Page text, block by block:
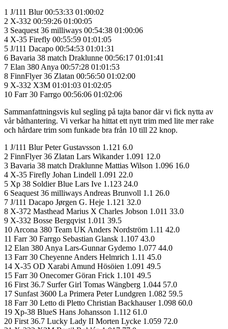
1 J/111 Blur 00:53:33 01:00:02
2 X-332 00:59:26 01:00:05
3 Seaquest 36 milliways 00:54:38 01:00:06
4 X-35 Firefly 00:55:59 01:01:05
5 J/111 Dacapo 00:54:53 01:01:31
6 Bavaria 38 match Draklunne 00:56:17 01:01:41
7 Elan 380 Anya 00:57:28 01:01:53
8 FinnFlyer 36 Zlatan 00:56:50 01:02:00
9 X-332 X3M 01:01:03 01:02:05
10 Farr 30 Farrgo 00:56:06 01:02:06
Sammanfattningsvis kul segling på tajta banor där vi fick nytta av
vår båthantering. Vi verkar ha hittat ett nytt trim med lite mer rake
och hårdare trim som funkade bra från 10 till 22 knop.
1 J/111 Blur Peter Gustavsson 1.121 6.0
2 FinnFlyer 36 Zlatan Lars Wikander 1.091 12.0
3 Bavaria 38 match Draklunne Mattias Wilson 1.096 16.0
4 X-35 Firefly Johan Lindell 1.091 22.0
5 Xp 38 Soldier Blue Lars Ive 1.123 24.0
6 Seaquest 36 milliways Andreas Brunvoll 1.1 26.0
7 J/111 Dacapo Jørgen G. Heje 1.121 32.0
8 X-372 Masthead Marius X Charles Jobson 1.011 33.0
9 X-332 Bosse Bergqvist 1.011 39.5
10 Arcona 380 Team UK Anders Nordström 1.11 42.0
11 Farr 30 Farrgo Sebastian Glansk 1.107 43.0
12 Elan 380 Anya Lars-Gunnar Gydemo 1.077 44.0
13 Farr 30 Cheyenne Anders Helmrich 1.11 45.0
14 X-35 OD Xarabi Amund Hösöien 1.091 49.5
15 Farr 30 Onecomer Göran Frick 1.101 49.5
16 First 36.7 Surfer Girl Tomas Wängberg 1.044 57.0
17 Sunfast 3600 La Primera Peter Lundgren 1.082 59.5
18 Farr 30 Letto di Pletto Christian Backhauser 1.098 60.0
19 Xp-38 BlueS Hans Johansson 1.112 61.0
20 First 36.7 Lucky Lady II Morten Lycke 1.059 72.0